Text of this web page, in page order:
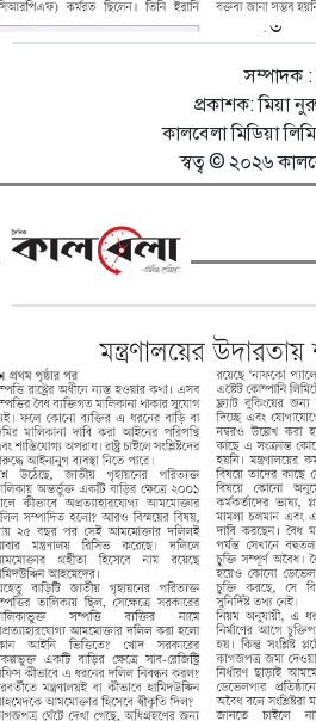
সম্পাদক :
প্রকাশক: মিয়া
কালবেলা মিডিয়া
স্বত্ব © ২০২৬